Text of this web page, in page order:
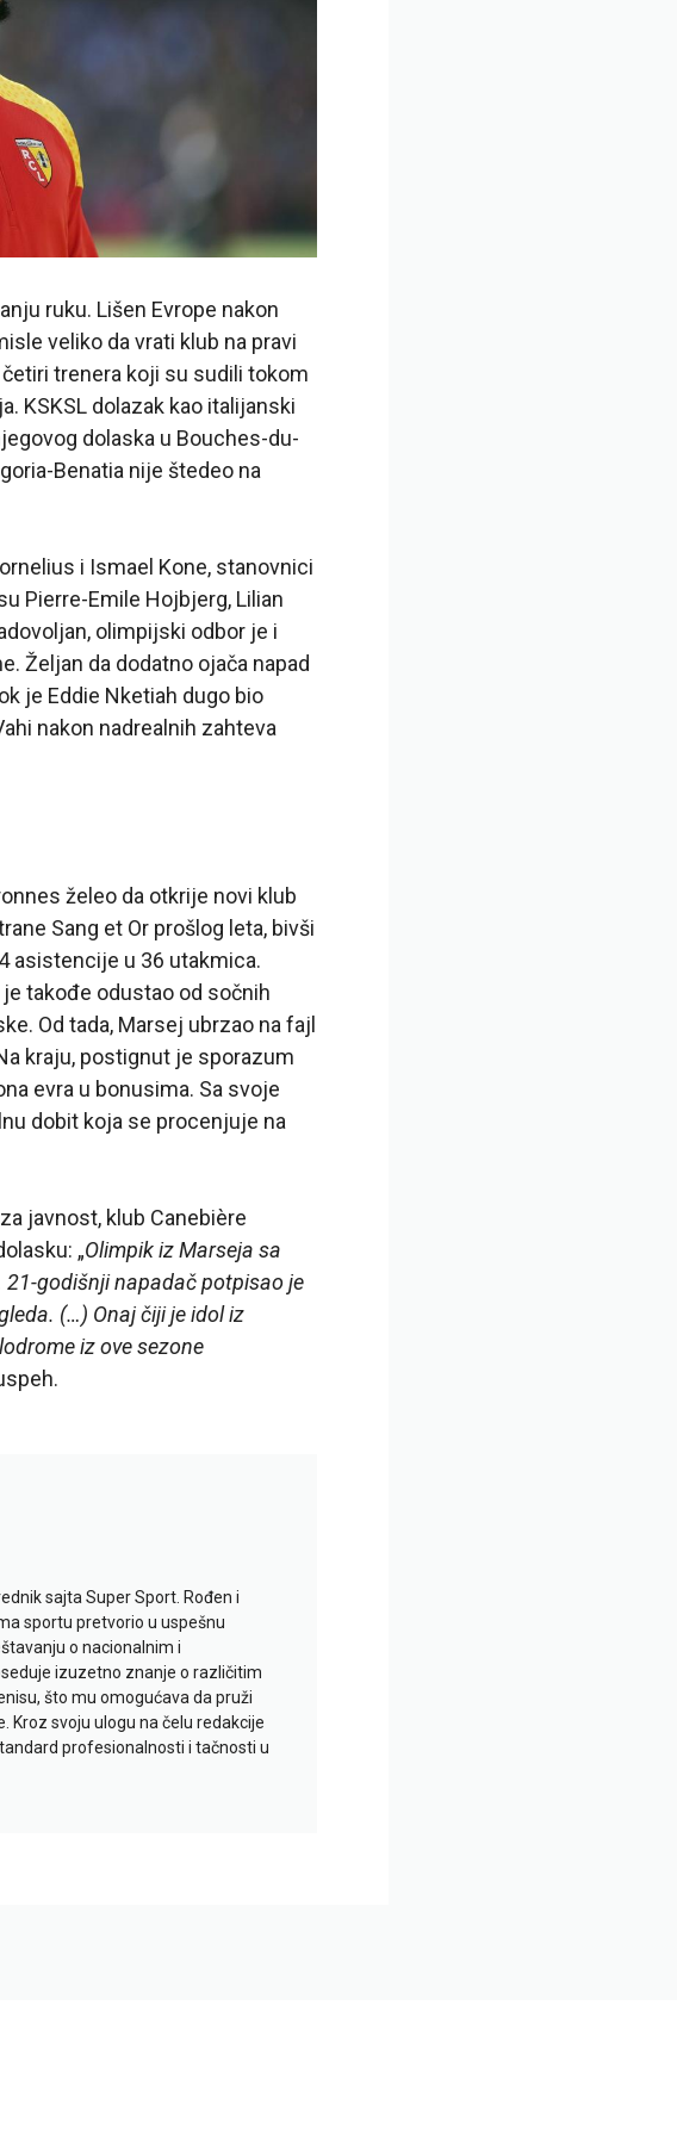
ruku. Lišen Evrope nakon
veliko da vrati klub na pravi
trenera koji su sudili tokom
KSKSL dolazak kao italijanski
dolaska u Bouches-du-
Benatia nije štedeo na
i Ismael Kone, stanovnici
Pierre-Emile Hojbjerg, Lilian
olimpijski odbor je i
Željan da dodatno ojača napad
je Eddie Nketiah dugo bio
nakon nadrealnih zahteva
želeo da otkrije novi klub
Sang et Or prošlog leta, bivši
asistencije u 36 utakmica.
takođe odustao od sočnih
Od tada, Marsej ubrzao na fajl
kraju, postignut je sporazum
evra u bonusima. Sa svoje
dobit koja se procenjuje na
javnost, klub Canebière
„Olimpik iz Marseja sa
21-godišnji napadač potpisao je
(…) Onaj čiji je idol iz
iz ove sezone
sajta Super Sport. Rođen i
sportu pretvorio u uspešnu
o nacionalnim i
izuzetno znanje o različitim
što mu omogućava da pruži
Kroz svoju ulogu na čelu redakcije
profesionalnosti i tačnosti u